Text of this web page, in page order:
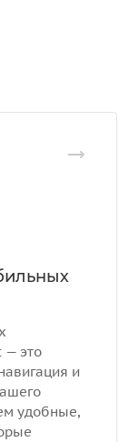
— это
и
удобные,